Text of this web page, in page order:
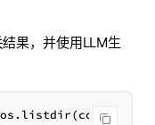
果，并使用LLM生